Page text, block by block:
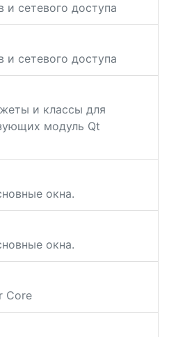
и сетевого доступа
и сетевого доступа
и классы для
модуль Qt
окна.
окна.
Core